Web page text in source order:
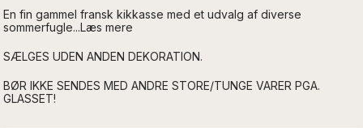
En fin gammel fransk kikkasse med et udvalg af diverse
sommerfugle...Læs mere
SÆLGES UDEN ANDEN DEKORATION.
BØR IKKE SENDES MED ANDRE STORE/TUNGE VARER PGA.
GLASSET!